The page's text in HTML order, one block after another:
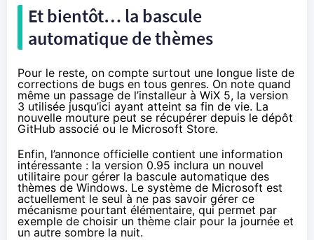
Et bientôt… la bascule
automatique de thèmes
Pour le reste, on compte surtout une longue liste de
corrections de bugs en tous genres. On note quand
même un passage de l’installeur à WiX 5, la version
3 utilisée jusqu’ici ayant atteint sa fin de vie. La
nouvelle mouture peut se récupérer depuis le dépôt
GitHub associé ou le Microsoft Store.
Enfin, l’annonce officielle contient une information
intéressante : la version 0.95 inclura un nouvel
utilitaire pour gérer la bascule automatique des
thèmes de Windows. Le système de Microsoft est
actuellement le seul à ne pas savoir gérer ce
mécanisme pourtant élémentaire, qui permet par
exemple de choisir un thème clair pour la journée et
un autre sombre la nuit.